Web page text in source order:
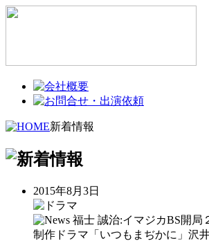
新着情報
2015年8月3日
福士 誠治:イマジカBS開局
制作ドラマ「いつもまぢかに」沢